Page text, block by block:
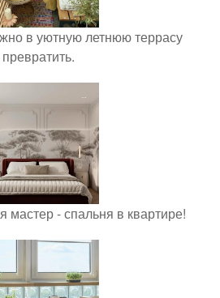
в уютную летнюю террасу
превратить.
мастер - спальня в квартире!